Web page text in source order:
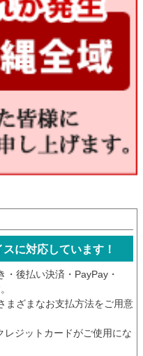
に対応しています！
・後払い決済・PayPay・
まざまなお支払方法をご用意
ジットカードがご使用にな